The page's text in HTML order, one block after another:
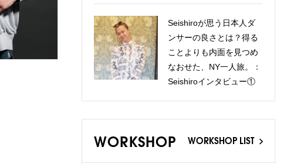
Seishiroが思う日本人ダ
ンサーの良さとは？得る
ことよりも内面を見つめ
なおせた、NY一人旅。：
Seishiroインタビュー①
WORKSHOP WORKSHOP LIST